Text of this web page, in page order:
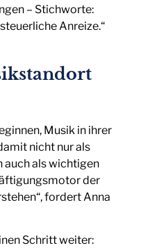
– Stichworte:
Anreize.“
Musik in ihrer
nicht nur als
auch als wichtigen
der
fordert Anna
Schritt weiter: